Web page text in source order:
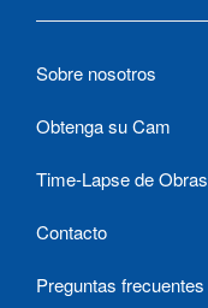
Sobre nosotros
Obtenga su Cam
Time-Lapse de Obras
Contacto
Preguntas frecuentes